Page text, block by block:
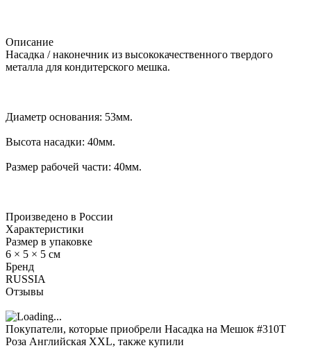
Описание
Насадка / наконечник из высококачественного твердого
металла для кондитерского мешка.
Диаметр основания: 53мм.
Высота насадки: 40мм.
Размер рабочей части: 40мм.
Произведено в России
Характеристики
Размер в упаковке
6 × 5 × 5 см
Бренд
RUSSIA
Отзывы
Покупатели, которые приобрели Насадка на Мешок #310T
Роза Английская XXL, также купили